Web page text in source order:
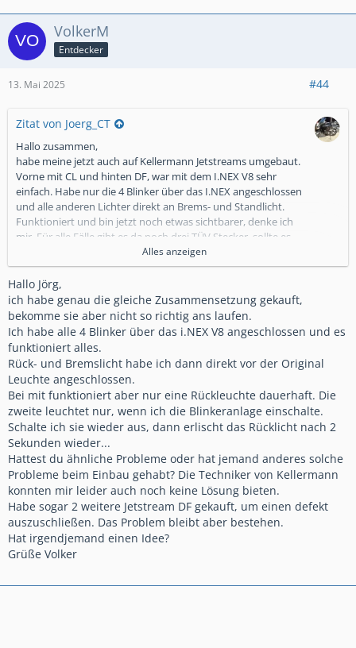
VolkerM
Entdecker
13. Mai 2025 #44
Zitat von Joerg_CT
Hallo zusammen,
habe meine jetzt auch auf Kellermann Jetstreams umgebaut.
Vorne mit CL und hinten DF, war mit dem I.NEX V8 sehr
einfach. Habe nur die 4 Blinker über das I.NEX angeschlossen
und alle anderen Lichter direkt an Brems- und Standlicht.
Funktioniert und bin jetzt noch etwas sichtbarer, denke ich
mir. Für alle Fälle gibt es da noch drei TÜV Stecker, sollte es
Probleme geben. Das hat bei mir ungefähr 2 Tage gedauert,
um es Ordentlich zu verlegen.
Alles anzeigen
Hallo Jörg,
ich habe genau die gleiche Zusammensetzung gekauft,
bekomme sie aber nicht so richtig ans laufen.
Ich habe alle 4 Blinker über das i.NEX V8 angeschlossen und es
funktioniert alles.
Rück- und Bremslicht habe ich dann direkt vor der Original
Leuchte angeschlossen.
Bei mit funktioniert aber nur eine Rückleuchte dauerhaft. Die
zweite leuchtet nur, wenn ich die Blinkeranlage einschalte.
Schalte ich sie wieder aus, dann erlischt das Rücklicht nach 2
Sekunden wieder...
Hattest du ähnliche Probleme oder hat jemand anderes solche
Probleme beim Einbau gehabt? Die Techniker von Kellermann
konnten mir leider auch noch keine Lösung bieten.
Habe sogar 2 weitere Jetstream DF gekauft, um einen defekt
auszuschließen. Das Problem bleibt aber bestehen.
Hat irgendjemand einen Idee?
Grüße Volker